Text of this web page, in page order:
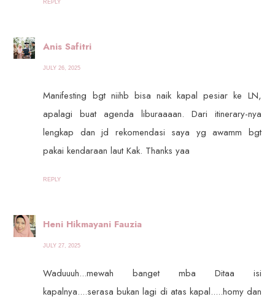
REPLY
Anis Safitri
JULY 26, 2025
Manifesting bgt niihb bisa naik kapal pesiar ke LN,
apalagi buat agenda liburaaaan. Dari itinerary-nya
lengkap dan jd rekomendasi saya yg awamm bgt
pakai kendaraan laut Kak. Thanks yaa
REPLY
Heni Hikmayani Fauzia
JULY 27, 2025
Waduuuh...mewah banget mba Ditaa isi
kapalnya....serasa bukan lagi di atas kapal.....homy dan